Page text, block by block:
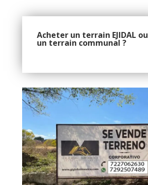
Acheter un terrain EJIDAL ou
un terrain communal ?